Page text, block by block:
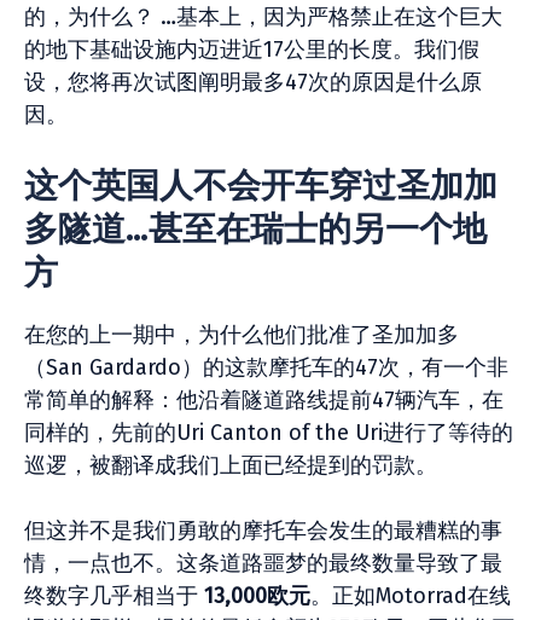
的，为什么？ …基本上，因为严格禁止在这个巨大
的地下基础设施内迈进近17公里的长度。我们假
设，您将再次试图阐明最多47次的原因是什么原
因。
这个英国人不会开车穿过圣加加
多隧道…甚至在瑞士的另一个地
方
在您的上一期中，为什么他们批准了圣加加多
（San Gardardo）的这款摩托车的47次，有一个非
常简单的解释：他沿着隧道路线提前47辆汽车，在
同样的，先前的Uri Canton of the Uri进行了等待的
巡逻，被翻译成我们上面已经提到的罚款。
但这并不是我们勇敢的摩托车会发生的最糟糕的事
情，一点也不。这条道路噩梦的最终数量导致了最
终数字几乎相当于 13,000欧元。正如Motorrad在线